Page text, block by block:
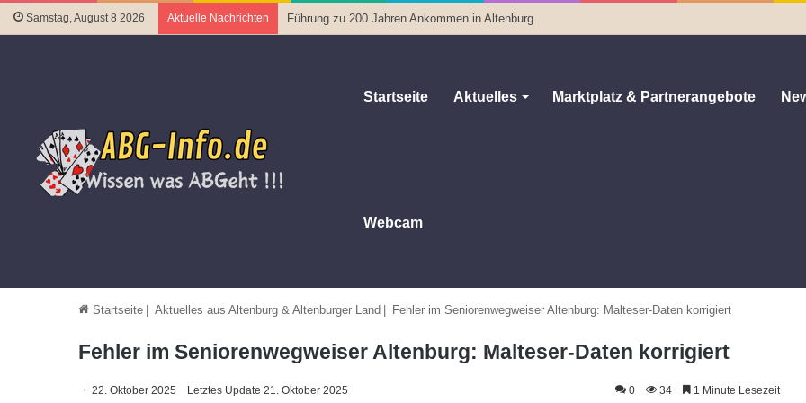
Samstag, August 8 2026 Aktuelle Nachrichten Führung zu 200 Jahren Ankommen in Altenburg
Startseite Aktuelles Marktplatz & Partnerangebote
Webcam
Startseite Aktuelles aus Altenburg & Altenburger Land Fehler im Seniorenwegweiser Altenburg: Malteser-Daten korrigiert
Fehler im Seniorenwegweiser Altenburg: Malteser-Daten korrigiert
22. Oktober 2025 Letztes Update 21. Oktober 2025 0 34 1 Minute Lesezeit